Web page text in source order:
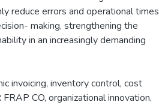
reduce errors and operational times
making, strengthening the
in an increasingly demanding
invoicing, inventory control, cost
CO, organizational innovation,